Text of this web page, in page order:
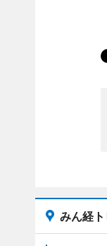
みん経